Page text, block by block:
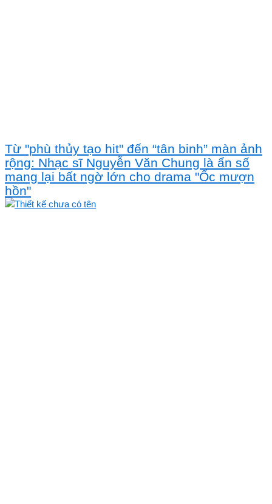
Từ "phù thủy tạo hit" đến “tân binh” màn ảnh
rộng: Nhạc sĩ Nguyễn Văn Chung là ẩn số
mang lại bất ngờ lớn cho drama "Ốc mượn
hồn"